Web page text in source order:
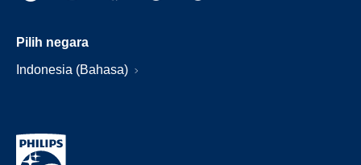
Pilih negara
Indonesia (Bahasa)